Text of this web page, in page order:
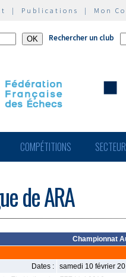
| Publications | Mon
Rechercher un club
COMPÉTITIONS
de ARA
Championnat
Dates :
samedi 10 février